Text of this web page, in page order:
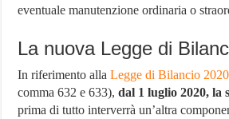
eventuale manutenzione ordinaria o
La nuova Legge di
In riferimento allaLegge di Bilancio 2020
comma 632 e 633),dal 1 luglio 2020, la
prima di tutto interverrà un’altra